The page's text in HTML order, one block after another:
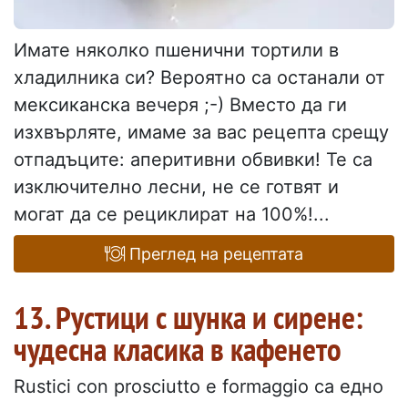
Имате няколко пшенични тортили в
хладилника си? Вероятно са останали от
мексиканска вечеря ;-) Вместо да ги
изхвърляте, имаме за вас рецепта срещу
отпадъците: аперитивни обвивки! Те са
изключително лесни, не се готвят и
могат да се рециклират на 100%!...
Преглед на рецептата
13. Рустици с шунка и сирене:
чудесна класика в кафенето
Rustici con prosciutto e formaggio са едно